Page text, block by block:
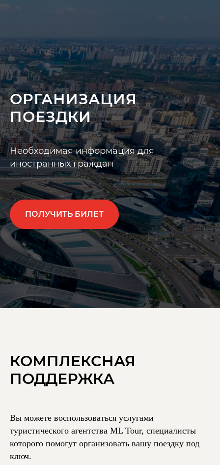
ОРГАНИЗАЦИЯ
ПОЕЗДКИ
Необходимая информация для
иностранных граждан
ПОЛУЧИТЬ БИЛЕТ
КОМПЛЕКСНАЯ
ПОДДЕРЖКА
Вы можете воспользоваться услугами
туристического агентства ML Tour, специалисты
которого помогут организовать вашу поездку под
ключ.